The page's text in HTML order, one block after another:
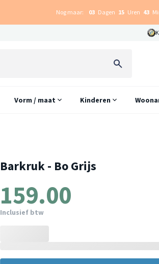
Nog maar: 03 Dagen 15 Uren 43
Vorm / maat Kinderen
Barkruk - Bo Grijs
159.00
Inclusief btw